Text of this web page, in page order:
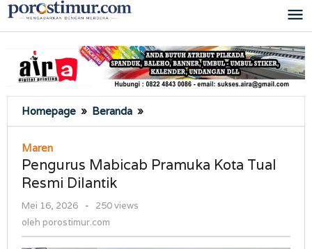
Lewati
ke
Homepage » Beranda »
Mabicab
Kota
Tual
Maren
Pengurus Mabicab Pramuka Kota Tual
Resmi Dilantik
Mei 16, 2026
oleh
-
250 views
oleh porostimur.com